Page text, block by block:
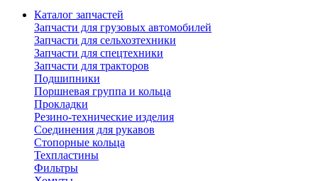
Каталог запчастей
Запчасти для грузовых автомобилей
Запчасти для сельхозтехники
Запчасти для спецтехники
Запчасти для тракторов
Подшипники
Поршневая группа и кольца
Прокладки
Резино-технические изделия
Соединения для рукавов
Стопорные кольца
Техпластины
Фильтры